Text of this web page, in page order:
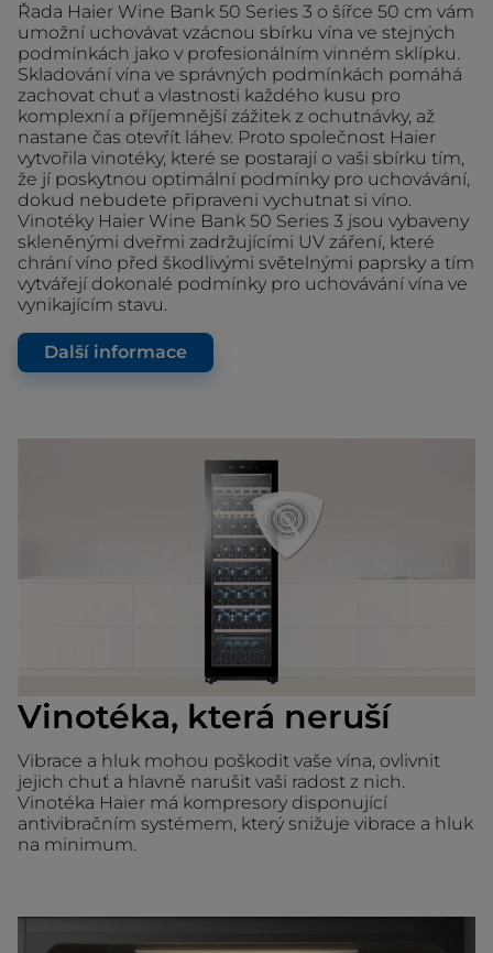
Řada Haier Wine Bank 50 Series 3 o šířce 50 cm vám
umožní uchovávat vzácnou sbírku vína ve stejných
podmínkách jako v profesionálním vinném sklípku.
Skladování vína ve správných podmínkách pomáhá
zachovat chuť a vlastnosti každého kusu pro
komplexní a příjemnější zážitek z ochutnávky, až
nastane čas otevřít láhev. Proto společnost Haier
vytvořila vinotéky, které se postarají o vaši sbírku tím,
že jí poskytnou optimální podmínky pro uchovávání,
dokud nebudete připraveni vychutnat si víno.
Vinotéky Haier Wine Bank 50 Series 3 jsou vybaveny
skleněnými dveřmi zadržujícími UV záření, které
chrání víno před škodlivými světelnými paprsky a tím
vytvářejí dokonalé podmínky pro uchovávání vína ve
vynikajícím stavu.
Další informace
Vinotéka, která neruší
Vibrace a hluk mohou poškodit vaše vína, ovlivnit
jejich chuť a hlavně narušit vaši radost z nich.
Vinotéka Haier má kompresory disponující
antivibračním systémem, který snižuje vibrace a hluk
na minimum.